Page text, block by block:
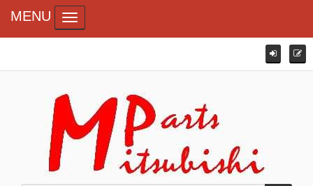
MENU Toggle navigation